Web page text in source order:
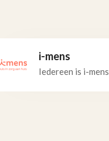
i-mens
Iedereen is i-mens